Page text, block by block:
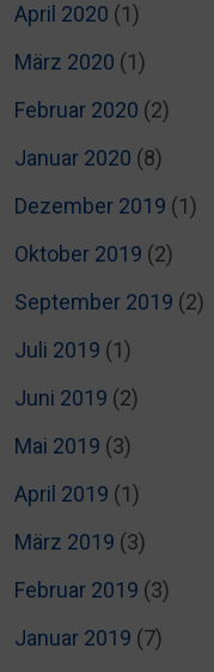
April 2020 (1)
März 2020 (1)
Februar 2020 (2)
Januar 2020 (8)
Dezember 2019 (1)
Oktober 2019 (2)
September 2019 (2)
Juli 2019 (1)
Juni 2019 (2)
Mai 2019 (3)
April 2019 (1)
März 2019 (3)
Februar 2019 (3)
Januar 2019 (7)